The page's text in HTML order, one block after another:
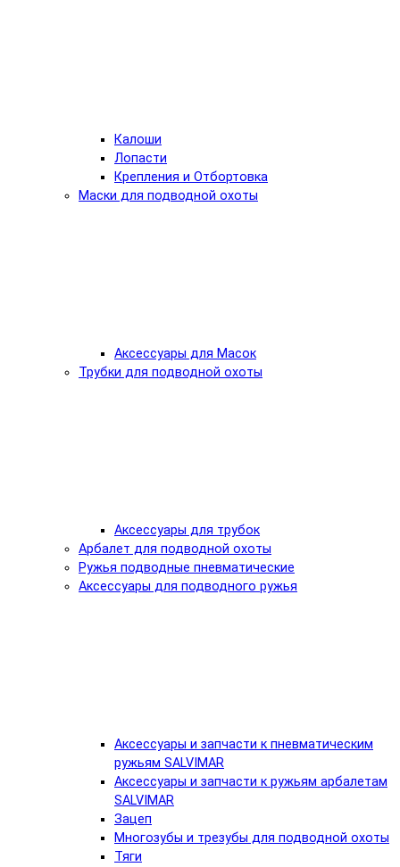
Калоши
Лопасти
Крепления и Отбортовка
Маски для подводной охоты
Аксессуары для Масок
Трубки для подводной охоты
Аксессуары для трубок
Арбалет для подводной охоты
Ружья подводные пневматические
Аксессуары для подводного ружья
Аксессуары и запчасти к пневматическим
ружьям SALVIMAR
Аксессуары и запчасти к ружьям арбалетам
SALVIMAR
Зацеп
Многозубы и трезубы для подводной охоты
Тяги